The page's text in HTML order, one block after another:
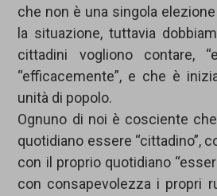
che non è una singola
la situazione, tuttavia
cittadini vogliono contare,
“efficacemente”, e che è
unità di popolo.
Ognuno di noi è cosciente
quotidiano essere “cittadino”,
con il proprio quotidiano
con consapevolezza i propri